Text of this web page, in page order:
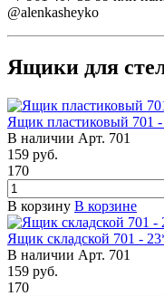
@alenkasheyko
Ящики для
Ящик пластиковый 701
В наличии Арт. 701
159 руб.
170
В корзину В корзине
Ящик складской 701 -
В наличии Арт. 701
159 руб.
170